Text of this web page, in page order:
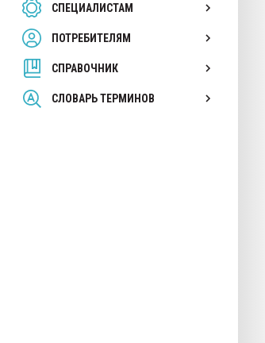
СПЕЦИАЛИСТАМ
ПОТРЕБИТЕЛЯМ
СПРАВОЧНИК
СЛОВАРЬ ТЕРМИНОВ